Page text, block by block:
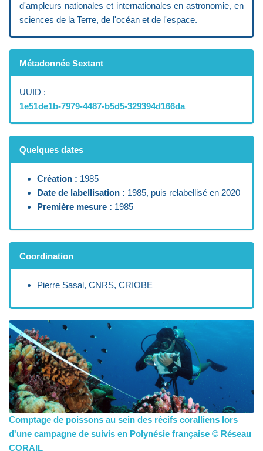
d'ampleurs nationales et internationales en astronomie, en
sciences de la Terre, de l'océan et de l'espace.
Métadonnée Sextant
UUID :
1e51de1b-7979-4487-b5d5-329394d166da
Quelques dates
Création : 1985
Date de labellisation : 1985, puis relabellisé en 2020
Première mesure : 1985
Coordination
Pierre Sasal, CNRS, CRIOBE
Comptage de poissons au sein des récifs coralliens lors
d'une campagne de suivis en Polynésie française © Réseau
CORAIL